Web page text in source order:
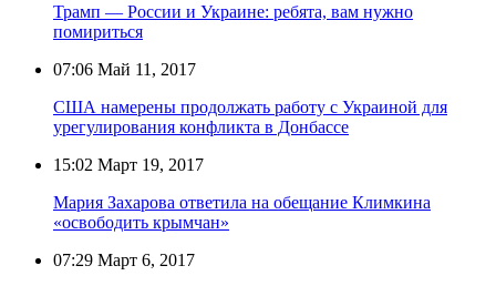
Трамп — России и Украине: ребята, вам нужно
помириться
07:06 Май 11, 2017
США намерены продолжать работу с Украиной для
урегулирования конфликта в Донбассе
15:02 Март 19, 2017
Мария Захарова ответила на обещание Климкина
«освободить крымчан»
07:29 Март 6, 2017